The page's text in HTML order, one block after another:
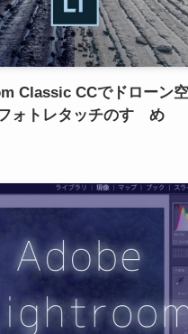
Classic CCでドローン
ォトレタッチのすゝめ